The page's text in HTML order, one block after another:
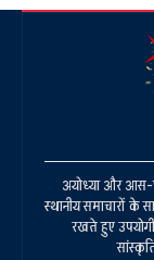
अयोध्या और आस-
स्थानीय समाचारों के
रखते हुए